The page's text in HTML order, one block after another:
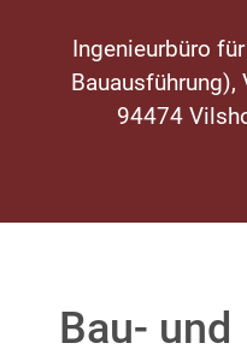
Ingenieurbüro
94474
Bau- und